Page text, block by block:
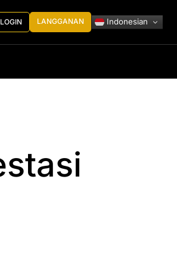
LOGIN LANGGANAN Indonesian